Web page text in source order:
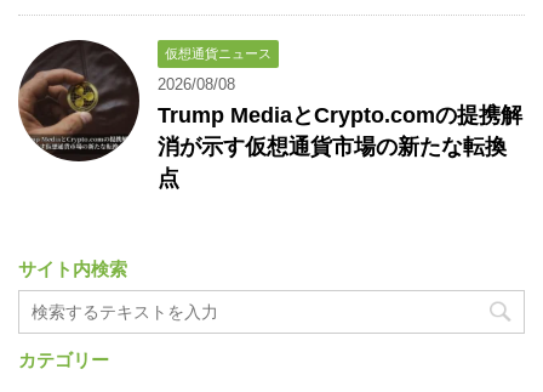
仮想通貨ニュース
2026/08/08
Trump MediaとCrypto.comの提携解
消が示す仮想通貨市場の新たな転換
点
サイト内検索
カテゴリー